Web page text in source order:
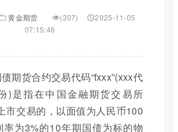
黄金期货 (207)
2025-11-05
07:15:46
期货合约交易代码“fxxx”(xxx代
)是指在中国金融期货交易所
市交易的，以面值为人民币100
率为3%的10年期国债为标的物